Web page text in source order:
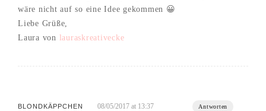
wäre nicht auf so eine Idee gekommen 😀
Liebe Grüße,
Laura von lauraskreativecke
BLONDKÄPPCHEN 08/05/2017 at 13:37 Antworten